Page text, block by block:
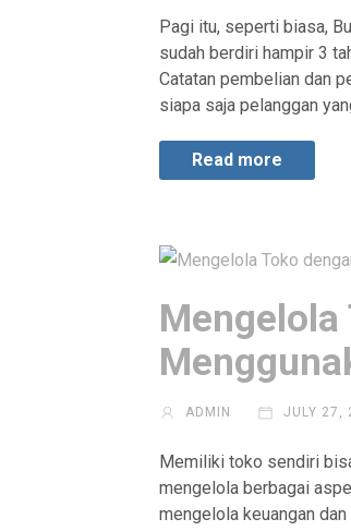
Pagi itu, seperti biasa,
sudah berdiri hampir 3
Catatan pembelian dan
siapa saja pelanggan
Read more
Mengelola
ADMIN JULY 27,
Memiliki toko sendiri
mengelola berbagai
mengelola keuangan